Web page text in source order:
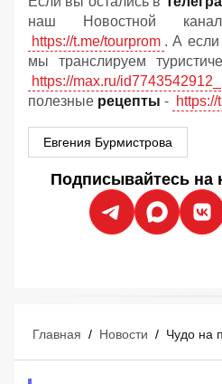
наш Новостной
https://t.me/tourprom . А
мы транслируем
https://max.ru/
полезные рецепты -
Евгения Бурмистрова
Подписывайтесь на
Главная / Новости /